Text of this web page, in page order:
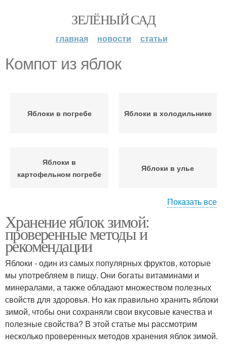
ЗЕЛЁНЫЙ САД
главная новости статьи
Компот из яблок
Яблоки в погребе Яблоки в холодильнике
Яблоки в
картофельном погребе
Яблоки в улье
Яблоки в зависимости Варение из яблок
Зимние яблоки Яблоки по версии
Мочёные яблоки Яблоки на зиму
Показать все
Хранение яблок зимой:
проверенные методы и
рекомендации
Яблоки - один из самых популярных фруктов, которые
мы употребляем в пищу. Они богаты витаминами и
минералами, а также обладают множеством полезных
свойств для здоровья. Но как правильно хранить яблоки
зимой, чтобы они сохраняли свои вкусовые качества и
полезные свойства? В этой статье мы рассмотрим
несколько проверенных методов хранения яблок зимой.